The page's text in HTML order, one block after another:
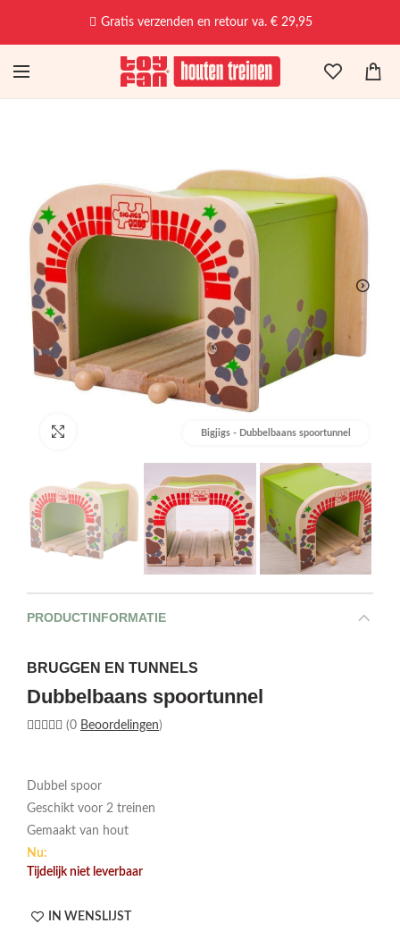
Gratis verzenden en retour va. € 29,95
Bigjigs - Dubbelbaans spoortunnel
PRODUCTINFORMATIE
BRUGGEN EN TUNNELS
Dubbelbaans spoortunnel
(0 Beoordelingen)
Dubbel spoor
Geschikt voor 2 treinen
Gemaakt van hout
Nu:
Tijdelijk niet leverbaar
IN WENSLIJST